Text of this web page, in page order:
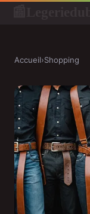
Accueil›Shopping